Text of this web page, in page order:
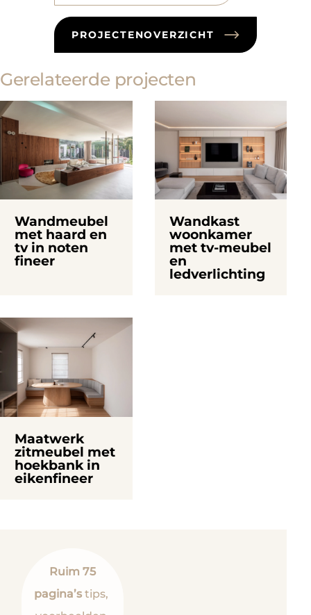
PROJECTENOVERZICHT
Gerelateerde projecten
Wandmeubel
met haard en
tv in noten
fineer
Wandkast
woonkamer
met tv-meubel
en
ledverlichting
Maatwerk
zitmeubel met
hoekbank in
eikenfineer
Ruim 75
pagina’s tips,